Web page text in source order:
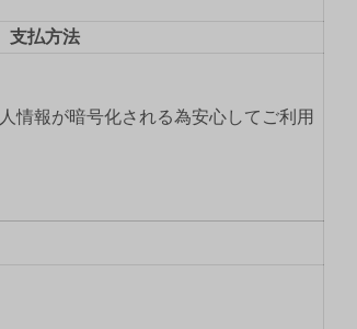
支払方法
情報が暗号化される為安心してご利用